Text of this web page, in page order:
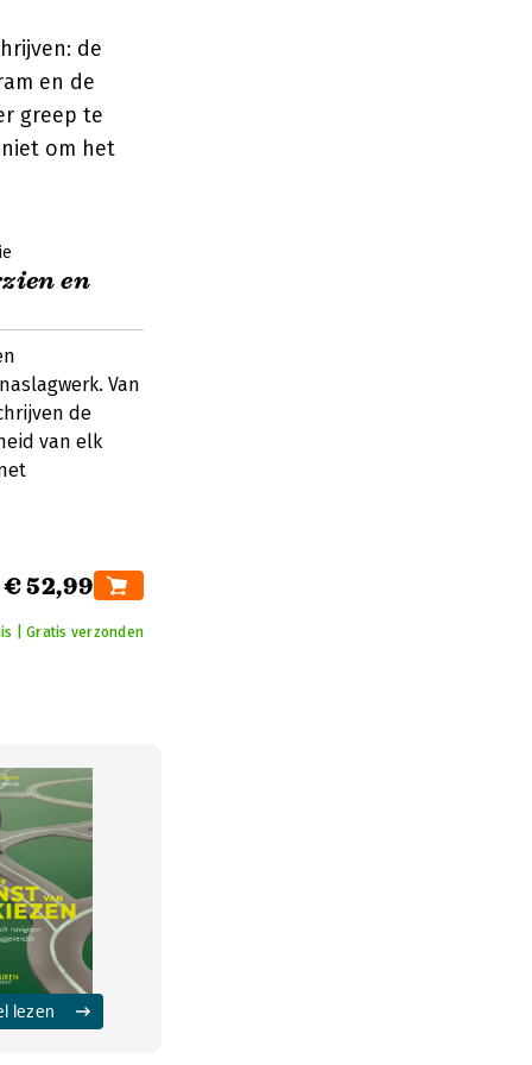
de
en de
greep te
om het
en
Van
de
van elk
€ 52,99
| Gratis verzonden
lezen